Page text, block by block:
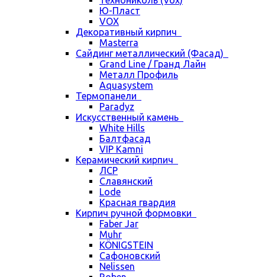
Ю-Пласт
VOX
Декоративный кирпич
Masterra
Сайдинг металлический (Фасад)
Grand Line / Гранд Лайн
Металл Профиль
Aquasystem
Термопанели
Paradyz
Искусственный камень
White Hills
Балтфасад
VIP Kamni
Керамический кирпич
ЛСР
Славянский
Lode
Красная гвардия
Кирпич ручной формовки
Faber Jar
Muhr
KÖNIGSTEIN
Сафоновский
Nelissen